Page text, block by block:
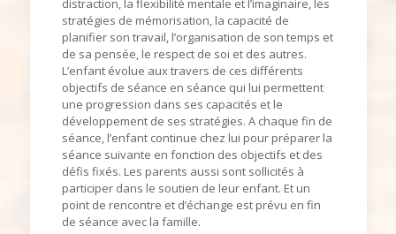
distraction, la flexibilité mentale et l’imaginaire, les
stratégies de mémorisation, la capacité de
planifier son travail, l’organisation de son temps et
de sa pensée, le respect de soi et des autres.
L’enfant évolue aux travers de ces différents
objectifs de séance en séance qui lui permettent
une progression dans ses capacités et le
développement de ses stratégies. A chaque fin de
séance, l’enfant continue chez lui pour préparer la
séance suivante en fonction des objectifs et des
défis fixés. Les parents aussi sont sollicités à
participer dans le soutien de leur enfant. Et un
point de rencontre et d’échange est prévu en fin
de séance avec la famille.